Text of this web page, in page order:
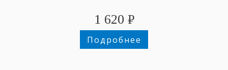
1 620 ₽
Подробнее